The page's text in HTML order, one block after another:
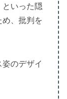
いった隠
、批判を
のデザイ